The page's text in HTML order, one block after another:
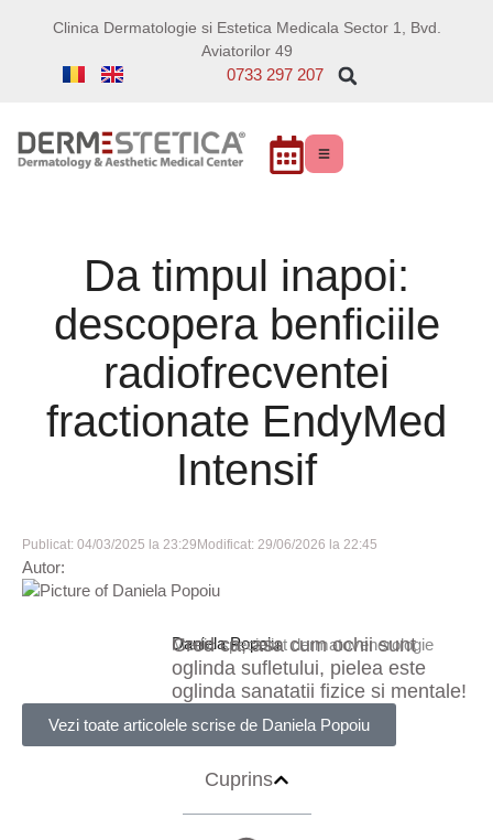
Clinica Dermatologie si Estetica Medicala Sector 1, Bvd.
Aviatorilor 49
0733 297 207
Da timpul inapoi:
descopera benficiile
radiofrecventei
fractionate EndyMed
Intensif
Publicat: 04/03/2025 la 23:29 Modificat: 29/06/2026 la 22:45
Autor:
Daniela Popoiu
Medic specialist dermatovenerologie
Cred ca, asa cum ochii sunt
oglinda sufletului, pielea este
oglinda sanatatii fizice si mentale!
Vezi toate articolele scrise de Daniela Popoiu
Cuprins